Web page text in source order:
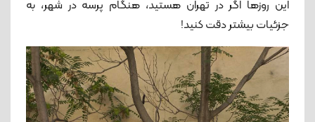
این روزها اگر در تهران هستید، هنگام پرسه در شهر، به
جزئیات بیشتر دقت کنید!